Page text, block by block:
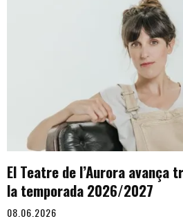
El Teatre de l’Aurora avança
la temporada 2026/2027
08.06.2026